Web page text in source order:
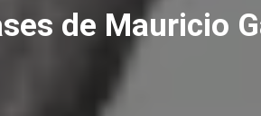
de Mauricio